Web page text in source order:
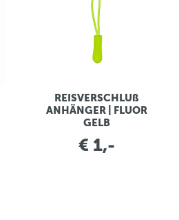
REISVERSCHLUß
ANHÄNGER | FLUOR
GELB
€ 1,-